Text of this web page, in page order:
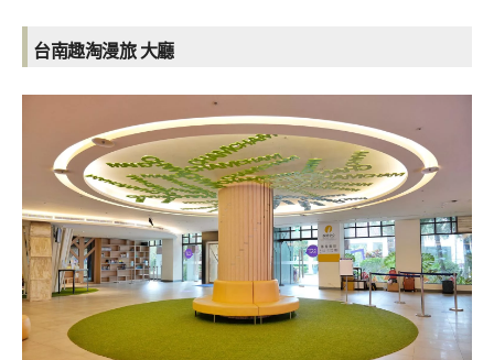
台南趣淘漫旅 大廳